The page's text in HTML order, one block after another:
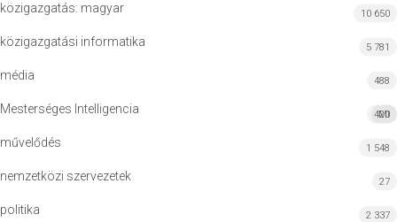
közigazgatás: magyar 10 650
közigazgatási informatika 5 781
média 488
Mesterséges Intelligencia MI
420
művelődés 1 548
nemzetközi szervezetek 27
politika 2 337